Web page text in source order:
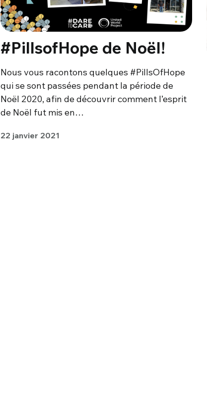
#PillsofHope de Noël!
Nous vous racontons quelques #PillsOfHope
qui se sont passées pendant la période de
Noël 2020, afin de découvrir comment l’esprit
de Noël fut mis en…
22 janvier 2021